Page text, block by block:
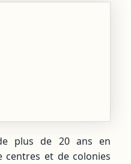
plus de 20 ans en
centres et de colonies